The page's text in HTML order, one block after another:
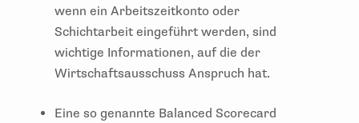
wenn ein Arbeitszeitkonto oder
Schichtarbeit eingeführt werden, sind
wichtige Informationen, auf die der
Wirtschaftsausschuss Anspruch hat.
Eine so genannte Balanced Scorecard